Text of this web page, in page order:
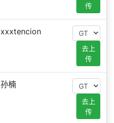
传
xxxtencion
去上
传
孙楠
去上
传